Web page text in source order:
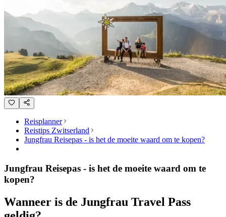
Reisplanner
Reistips Zwitserland
Jungfrau Reisepas - is het de moeite waard om te kopen?
Jungfrau Reisepas - is het de moeite waard om te
kopen?
Wanneer is de Jungfrau Travel Pass